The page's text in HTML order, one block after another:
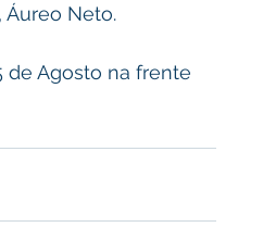
Áureo Neto.
de Agosto na frente